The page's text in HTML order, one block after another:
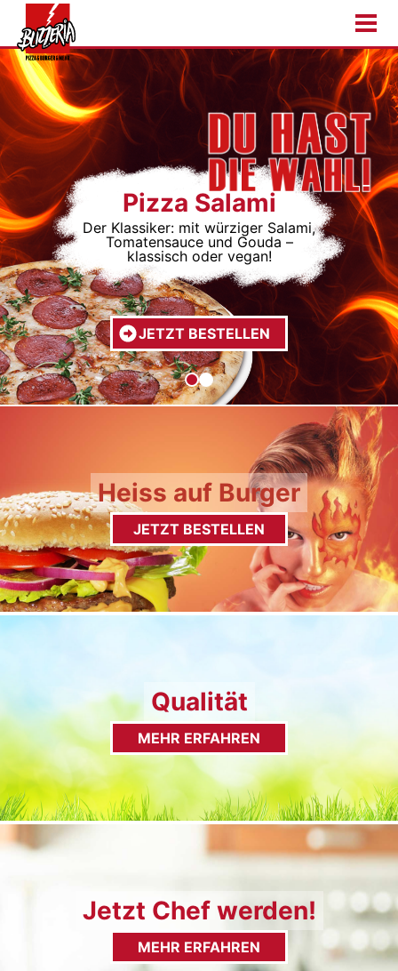
Pizza Salami
Der Klassiker: mit würziger Salami,
Tomatensauce und Gouda –
klassisch oder vegan!
JETZT BESTELLEN
Heiss auf Burger
JETZT BESTELLEN
Qualität
MEHR ERFAHREN
Jetzt Chef werden!
MEHR ERFAHREN